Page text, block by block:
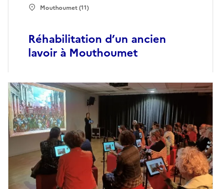
Réhabilitation d’un ancien
lavoir à Mouthoumet
Mouthoumet (11)